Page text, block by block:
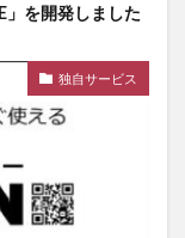
」を開発しました
独自サービス